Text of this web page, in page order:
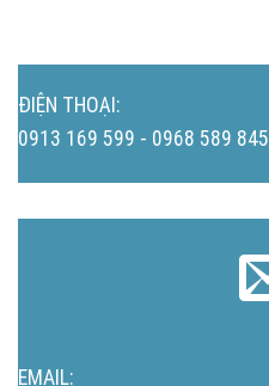
ĐIỆN THOẠI:
0913 169 599 - 0968 589 845
EMAIL: